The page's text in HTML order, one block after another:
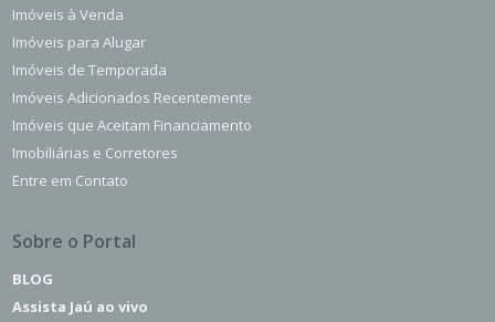
Imóveis à Venda
Imóveis para Alugar
Imóveis de Temporada
Imóveis Adicionados Recentemente
Imóveis que Aceitam Financiamento
Imobiliárias e Corretores
Entre em Contato
Sobre o Portal
BLOG
Assista Jaú ao vivo